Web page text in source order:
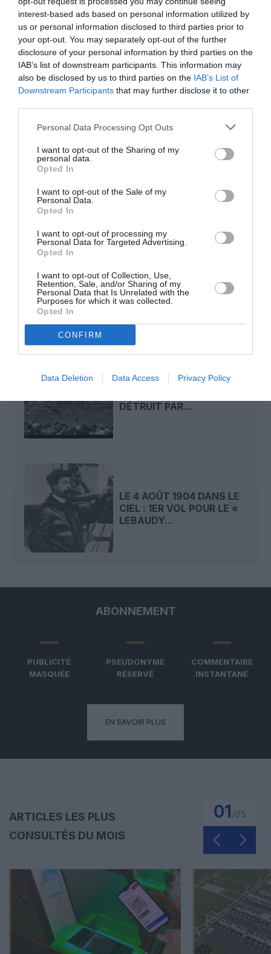
interest-based ads based on personal information utilized by
us or personal information disclosed to third parties prior to
your opt-out. You may separately opt-out of the further
disclosure of your personal information by third parties on the
IAB’s list of downstream participants. This information may
also be disclosed by us to third parties on the IAB’s List of
Downstream Participants that may further disclose it to other
Personal Data Processing Opt Outs
I want to opt-out of the Sharing of my
personal data.
Opted In
I want to opt-out of the Sale of my
Personal Data.
Opted In
I want to opt-out of processing my
Personal Data for Targeted Advertising.
Opted In
I want to opt-out of Collection, Use,
Retention, Sale, and/or Sharing of my
Personal Data that Is Unrelated with the
Purposes for which it was collected.
Opted In
CONFIRM
Data Deletion Data Access Privacy Policy
atplhkta commenté l'article :
19 h 23 sans escale : le Boeing 777F de National
Airlines relie l’Écosse à l’Australie
@ Tiloa commenté l'article :
histoire de l'aviation
CIEL : ROGER SOMMER
PERMET LE SACRE...
LE 5 AOÛT 1908 DANS LE
DÉTRUIT PAR...
LE 4 AOÛT 1904 DANS LE
CIEL : 1ER VOL POUR LE «
LEBAUDY...
ABONNEMENT
PUBLICITÉ
MASQUÉE
PSEUDONYME
RÉSERVÉ
COMMENTAIRE
INSTANTANÉ
EN SAVOIR PLUS
ARTICLES LES PLUS
CONSULTÉS DU MOIS
01